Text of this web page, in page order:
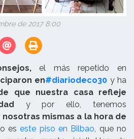
de 2017 8:00
el más repetido en
en#diariodeco30 y ha
que nuestra casa refleje
y por ello, tenemos
mismas a la hora de
eseste piso en Bilbao, que no